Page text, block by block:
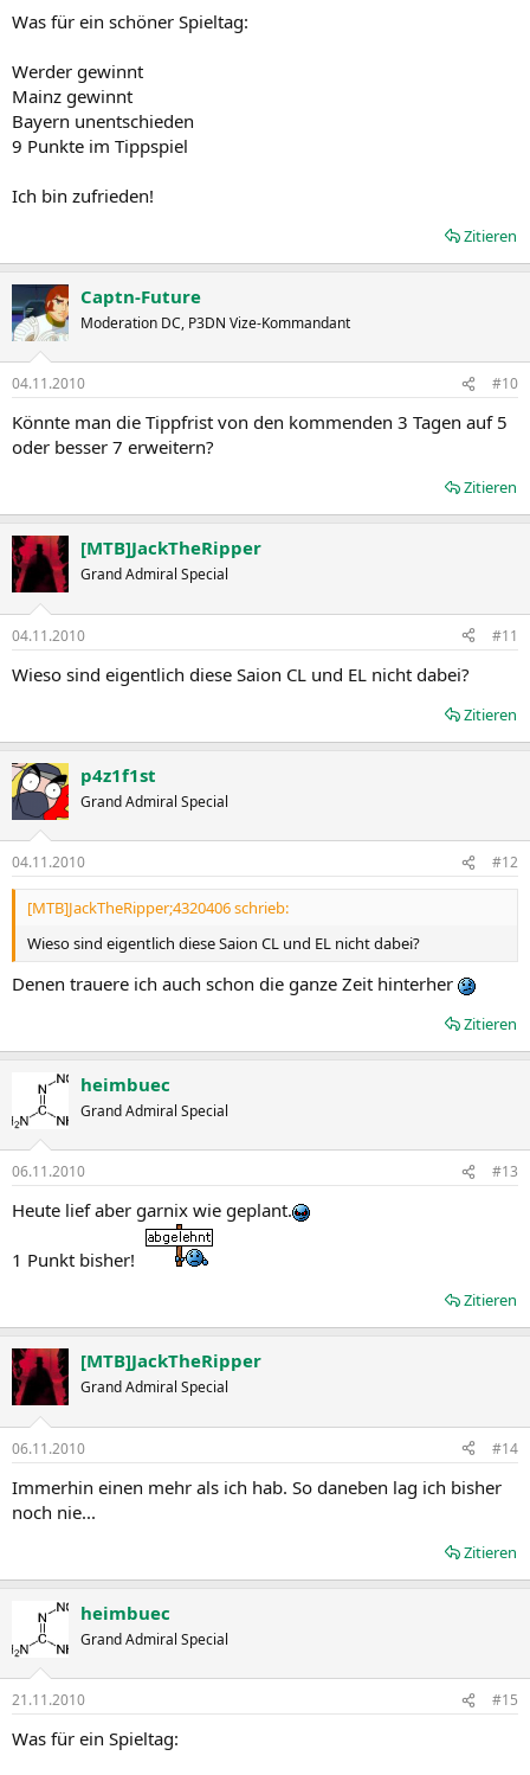
Was für ein schöner Spieltag:
Werder gewinnt
Mainz gewinnt
Bayern unentschieden
9 Punkte im Tippspiel
Ich bin zufrieden!
Zitieren
Captn-Future
Moderation DC, P3DN Vize-Kommandant
04.11.2010 #10
Könnte man die Tippfrist von den kommenden 3 Tagen auf 5
oder besser 7 erweitern?
Zitieren
[MTB]JackTheRipper
Grand Admiral Special
04.11.2010 #11
Wieso sind eigentlich diese Saion CL und EL nicht dabei?
Zitieren
p4z1f1st
Grand Admiral Special
04.11.2010 #12
[MTB]JackTheRipper;4320406 schrieb:
Wieso sind eigentlich diese Saion CL und EL nicht dabei?
Denen trauere ich auch schon die ganze Zeit hinterher
Zitieren
heimbuec
Grand Admiral Special
06.11.2010 #13
Heute lief aber garnix wie geplant.
1 Punkt bisher!
Zitieren
[MTB]JackTheRipper
Grand Admiral Special
06.11.2010 #14
Immerhin einen mehr als ich hab. So daneben lag ich bisher
noch nie...
Zitieren
heimbuec
Grand Admiral Special
21.11.2010 #15
Was für ein Spieltag: